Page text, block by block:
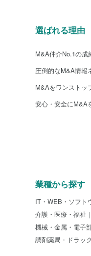
選ばれる理由
M&A仲介No.1の成
圧倒的なM&A情報
M&Aをワンストッ
安心・安全にM&A
業種から探す
IT・WEB・ソフト
介護・医療・福祉
機械・金属・電子
調剤薬局・ドラッ